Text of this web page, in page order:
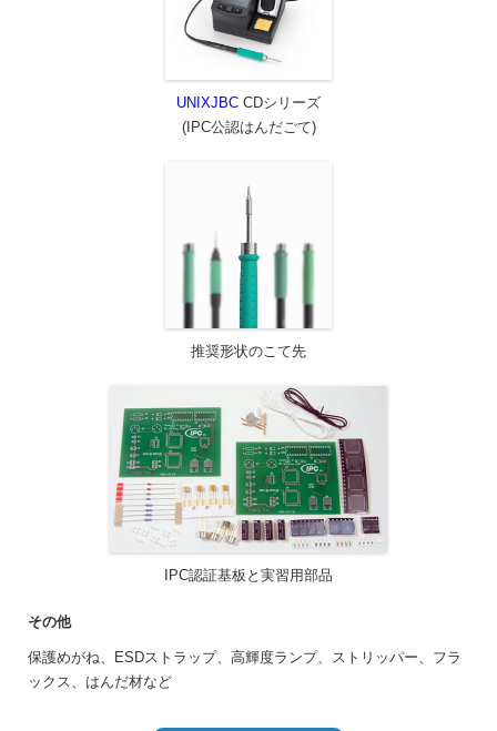
UNIXJBC CDシリーズ
(IPC公認はんだごて)
推奨形状のこて先
IPC認証基板と実習用部品
その他
保護めがね、ESDストラップ、高輝度ランプ、ストリッパー、フラ
ックス、はんだ材など